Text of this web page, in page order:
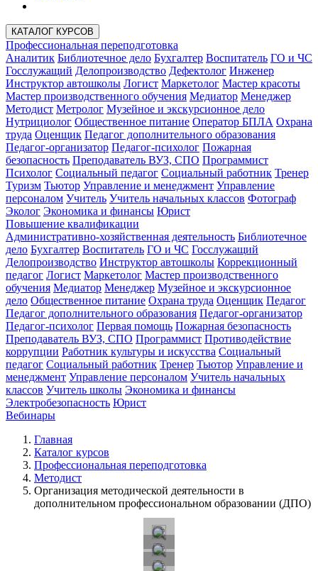
КАТАЛОГ КУРСОВ
Профессиональная переподготовка
Аналитик Библиотечное дело Бухгалтер Воспитатель ГО и ЧС
Госслужащий Делопроизводство Дефектолог Инженер
Инструктор автошколы Логист Маркетолог Мастер красоты
Мастер производственного обучения Медиатор Менеджер
Методист Метролог Музейное и экскурсионное дело
Нутрициолог Общественное питание Оператор БПЛА Охрана
труда Оценщик Педагог дополнительного образования
Педагог-организатор Педагог-психолог Пожарная
безопасность Преподаватель ВУЗ, СПО Программист
Психолог Социальный педагог Социальный работник Тренер
Туризм Тьютор Управление и менеджмент Управление
персоналом Учитель Учитель начальных классов Фотограф
Эколог Экономика и финансы Юрист
Повышение квалификации
Административно-хозяйственная деятельность Библиотечное
дело Бухгалтер Воспитатель ГО и ЧС Госслужащий
Делопроизводство Инструктор автошколы Коррекционный
педагог Логист Маркетолог Мастер производственного
обучения Медиатор Менеджер Музейное и экскурсионное
дело Общественное питание Охрана труда Оценщик Педагог
Педагог дополнительного образования Педагог-организатор
Педагог-психолог Первая помощь Пожарная безопасность
Преподаватель ВУЗ, СПО Программист Противодействие
коррупции Работник культуры и искусства Социальный
педагог Социальный работник Тренер Тьютор Управление и
менеджмент Управление персоналом Учитель начальных
классов Учитель школы Экономика и финансы
Электробезопасность Юрист
Вебинары
Главная
Каталог курсов
Профессиональная переподготовка
Методист
Организация методической деятельности в
дополнительном профессиональном образовании (ДПО)